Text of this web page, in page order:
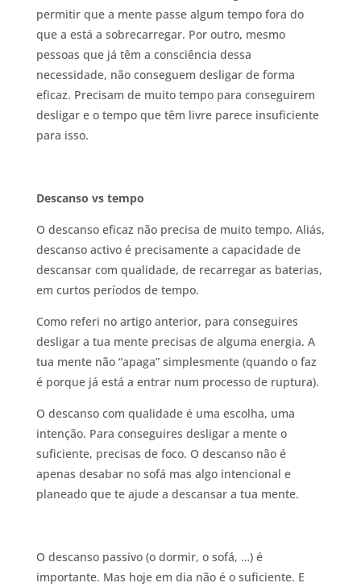
permitir que a mente passe algum tempo fora do
que a está a sobrecarregar. Por outro, mesmo
pessoas que já têm a consciência dessa
necessidade, não conseguem desligar de forma
eficaz. Precisam de muito tempo para conseguirem
desligar e o tempo que têm livre parece insuficiente
para isso.
Descanso vs tempo
O descanso eficaz não precisa de muito tempo. Aliás,
descanso activo é precisamente a capacidade de
descansar com qualidade, de recarregar as baterias,
em curtos períodos de tempo.
Como referi no artigo anterior, para conseguires
desligar a tua mente precisas de alguma energia. A
tua mente não “apaga” simplesmente (quando o faz
é porque já está a entrar num processo de ruptura).
O descanso com qualidade é uma escolha, uma
intenção. Para conseguires desligar a mente o
suficiente, precisas de foco. O descanso não é
apenas desabar no sofá mas algo intencional e
planeado que te ajude a descansar a tua mente.
O descanso passivo (o dormir, o sofá, …) é
importante. Mas hoje em dia não é o suficiente. E